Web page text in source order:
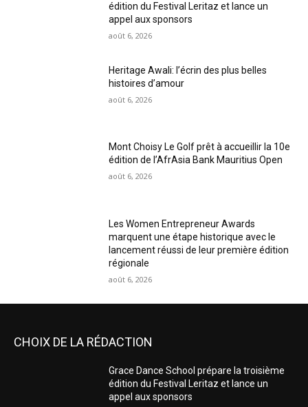
édition du Festival Leritaz et lance un
appel aux sponsors
août 6, 2026
Heritage Awali: l’écrin des plus belles
histoires d’amour
août 6, 2026
Mont Choisy Le Golf prêt à accueillir la 10e
édition de l’AfrAsia Bank Mauritius Open
août 6, 2026
Les Women Entrepreneur Awards
marquent une étape historique avec le
lancement réussi de leur première édition
régionale
août 6, 2026
CHOIX DE LA RÉDACTION
Grace Dance School prépare la troisième
édition du Festival Leritaz et lance un
appel aux sponsors